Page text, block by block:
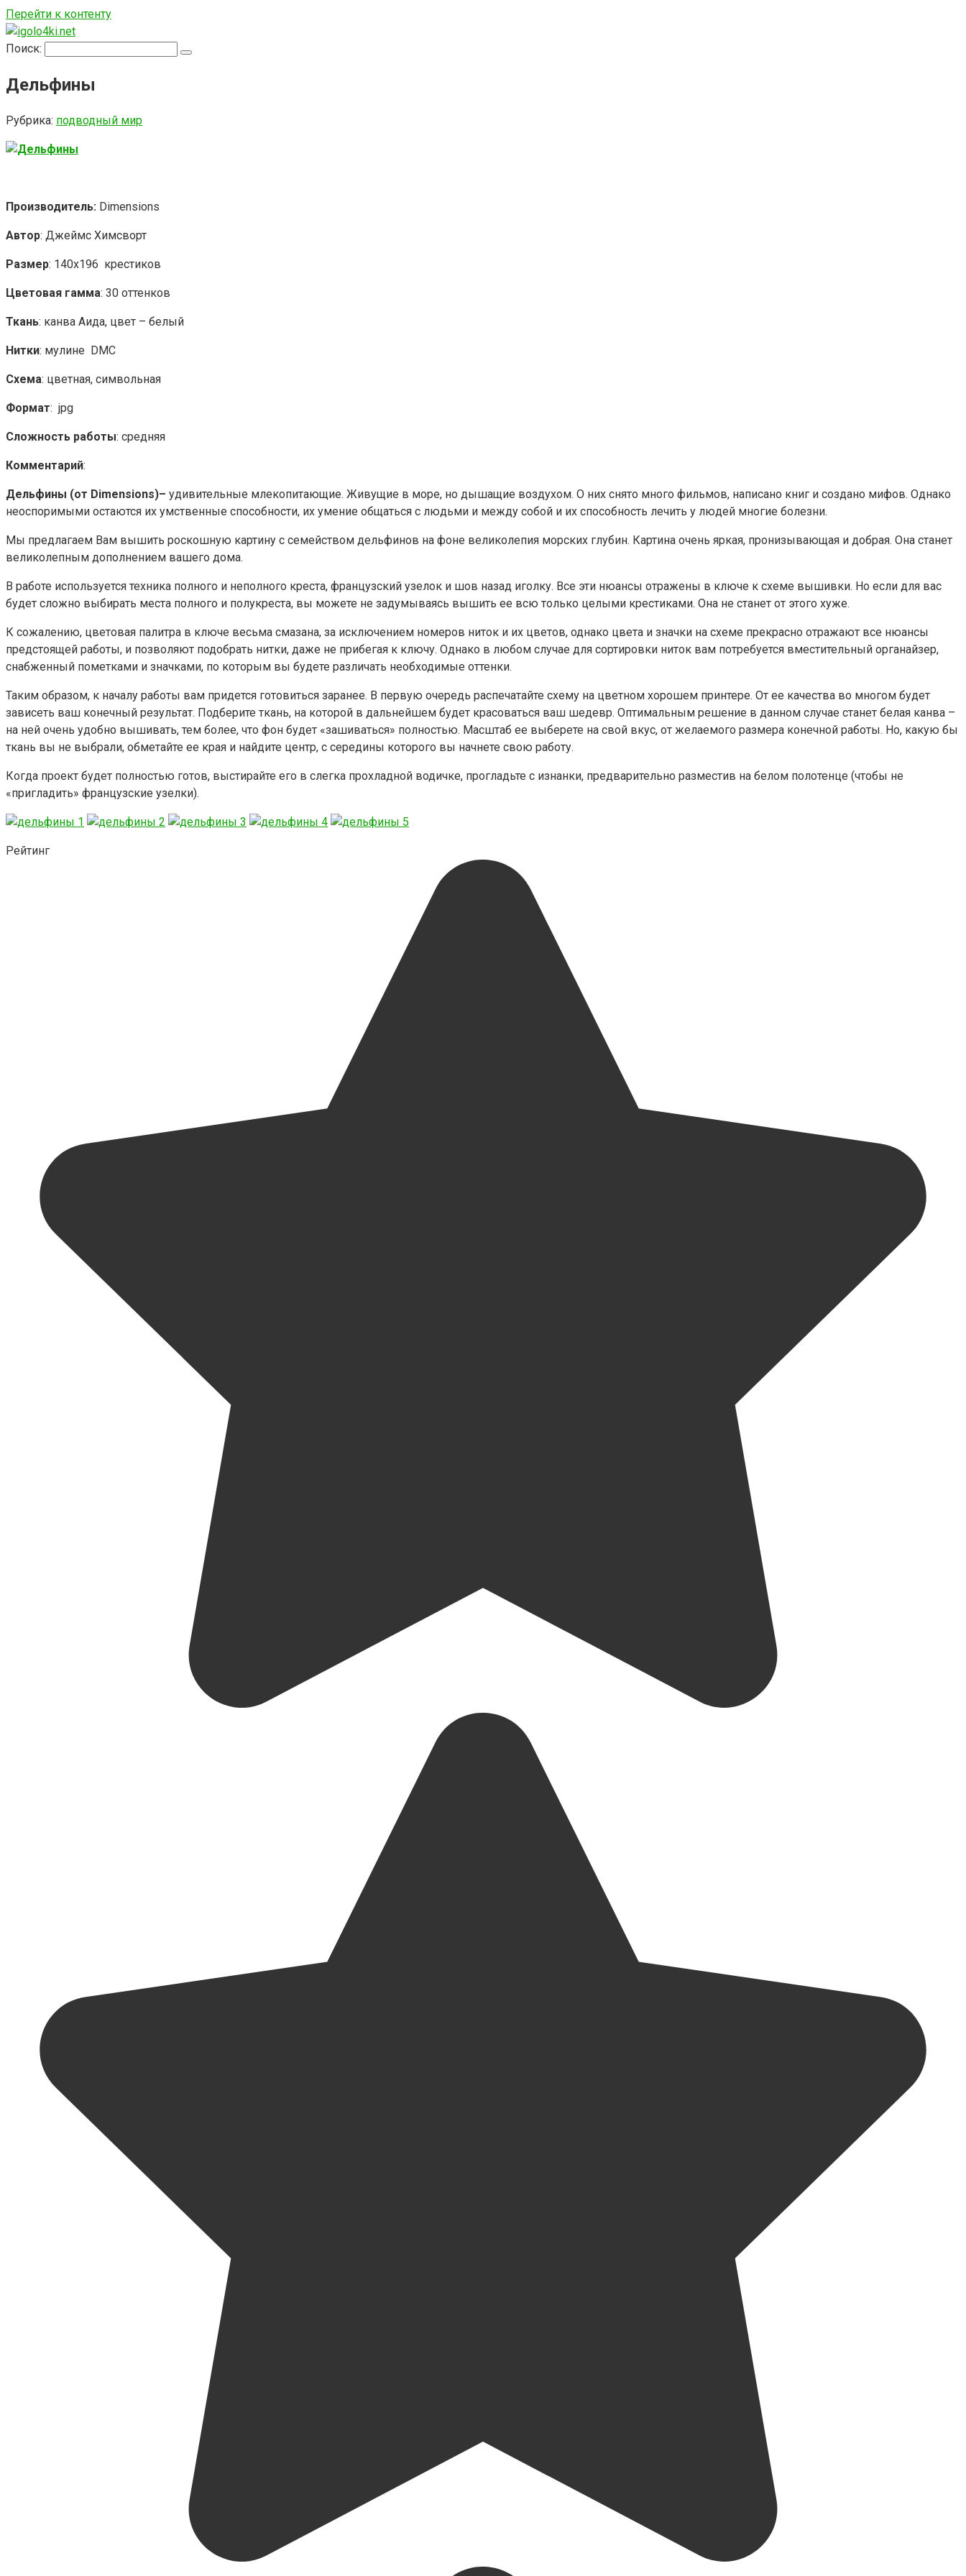
Перейти к контенту
Поиск:
Дельфины
Рубрика: подводный мир
Производитель: Dimensions
Автор: Джеймс Химсворт
Размер: 140х196 крестиков
Цветовая гамма: 30 оттенков
Ткань: канва Аида, цвет – белый
Нитки: мулине DMC
Схема: цветная, символьная
Формат: jpg
Сложность работы: средняя
Комментарий:
Дельфины (от Dimensions)– удивительные млекопитающие. Живущие в море, но дышащие воздухом. О них снято много фильмов, написано книг и создано мифов. Однако
неоспоримыми остаются их умственные способности, их умение общаться с людьми и между собой и их способность лечить у людей многие болезни.
Мы предлагаем Вам вышить роскошную картину с семейством дельфинов на фоне великолепия морских глубин. Картина очень яркая, пронизывающая и добрая. Она станет
великолепным дополнением вашего дома.
В работе используется техника полного и неполного креста, французский узелок и шов назад иголку. Все эти нюансы отражены в ключе к схеме вышивки. Но если для вас
будет сложно выбирать места полного и полукреста, вы можете не задумываясь вышить ее всю только целыми крестиками. Она не станет от этого хуже.
К сожалению, цветовая палитра в ключе весьма смазана, за исключением номеров ниток и их цветов, однако цвета и значки на схеме прекрасно отражают все нюансы
предстоящей работы, и позволяют подобрать нитки, даже не прибегая к ключу. Однако в любом случае для сортировки ниток вам потребуется вместительный органайзер,
снабженный пометками и значками, по которым вы будете различать необходимые оттенки.
Таким образом, к началу работы вам придется готовиться заранее. В первую очередь распечатайте схему на цветном хорошем принтере. От ее качества во многом будет
зависеть ваш конечный результат. Подберите ткань, на которой в дальнейшем будет красоваться ваш шедевр. Оптимальным решение в данном случае станет белая канва –
на ней очень удобно вышивать, тем более, что фон будет «зашиваться» полностью. Масштаб ее выберете на свой вкус, от желаемого размера конечной работы. Но, какую бы
ткань вы не выбрали, обметайте ее края и найдите центр, с середины которого вы начнете свою работу.
Когда проект будет полностью готов, выстирайте его в слегка прохладной водичке, прогладьте с изнанки, предварительно разместив на белом полотенце (чтобы не
«пригладить» французские узелки).
Рейтинг